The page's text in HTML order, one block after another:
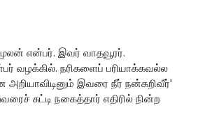
என்பர். இவர் வாதவூரர்.
வழக்கில். நரிகளைப் பரியாக்கவல்ல
இவரை நீர் நன்கறிவீர்'
சுட்டி நகைத்தார் எதிரில் நின்ற